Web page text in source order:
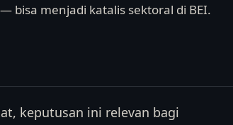
bisa menjadi katalis sektoral di BEI.
keputusan ini relevan bagi